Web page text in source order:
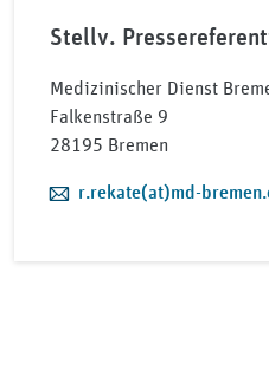
Stellv.
Medizinischer Dienst
Falkenstraße 9
28195 Bremen
E-Mail:
r.rekate(at)md-